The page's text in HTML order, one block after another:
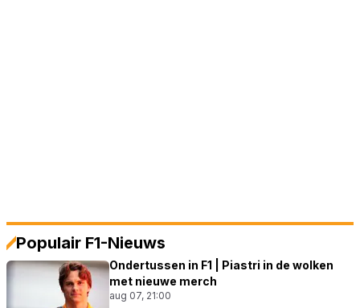
Populair F1-Nieuws
Ondertussen in F1 | Piastri in de wolken
met nieuwe merch
aug 07, 21:00